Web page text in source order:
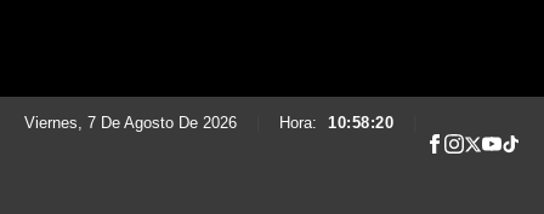
Viernes, 7 De Agosto De 2026 Hora: 10:58:21